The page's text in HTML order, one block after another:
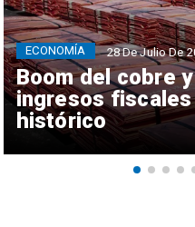
Boom del cobre
ingresos
histórico
ECONOMÍA 28 De Julio De